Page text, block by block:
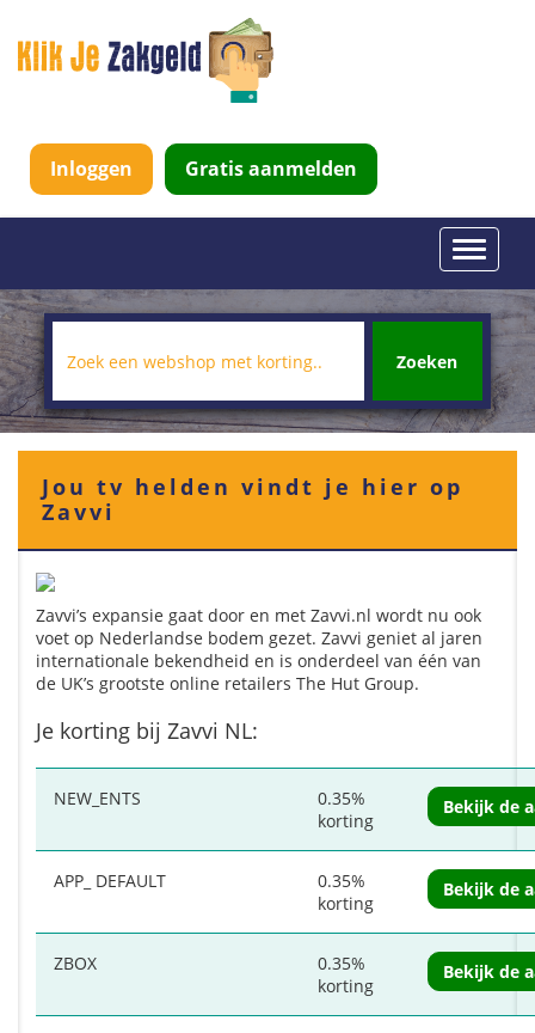
Inloggen Gratis aanmelden
Toggle
Zoeken
Jou tv helden vindt je hier op
Zavvi
Zavvi’s expansie gaat door en met Zavvi.nl wordt nu ook
voet op Nederlandse bodem gezet. Zavvi geniet al jaren
internationale bekendheid en is onderdeel van één van
de UK’s grootste online retailers The Hut Group.
Je korting bij Zavvi NL:
NEW_ENTS
0.35%
korting
Bekijk de
APP_ DEFAULT
0.35%
korting
Bekijk de
ZBOX
0.35%
korting
Bekijk de